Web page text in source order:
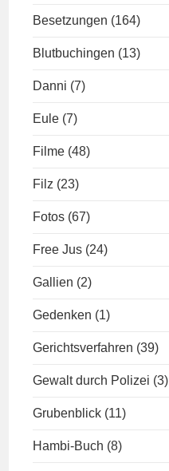
Besetzungen (164)
Blutbuchingen (13)
Danni (7)
Eule (7)
Filme (48)
Filz (23)
Fotos (67)
Free Jus (24)
Gallien (2)
Gedenken (1)
Gerichtsverfahren (39)
Gewalt durch Polizei (3)
Grubenblick (11)
Hambi-Buch (8)